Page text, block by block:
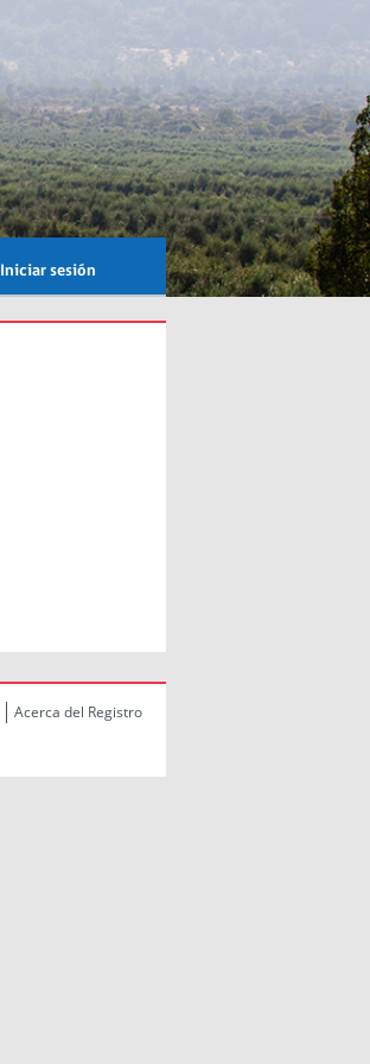
Iniciar sesión
Acerca del Registro